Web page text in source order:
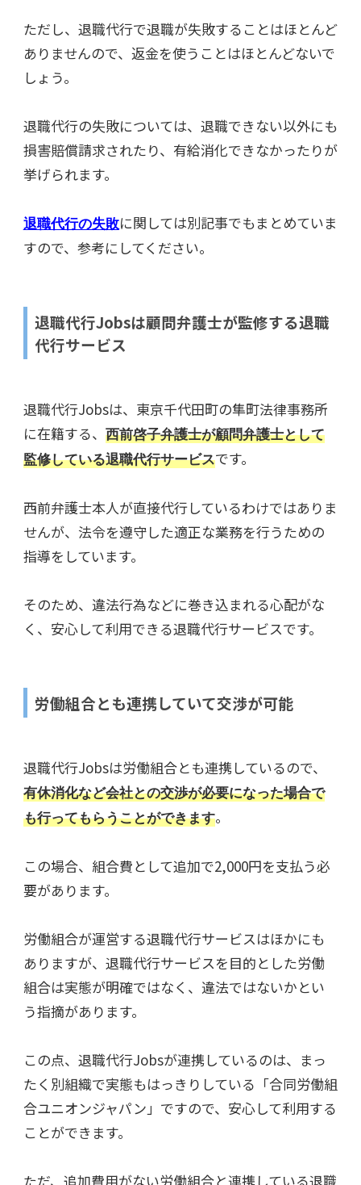
ただし、退職代行で退職が失敗することはほとんど
ありませんので、返金を使うことはほとんどないで
しょう。
退職代行の失敗については、退職できない以外にも
損害賠償請求されたり、有給消化できなかったりが
挙げられます。
退職代行の失敗に関しては別記事でもまとめていま
すので、参考にしてください。
退職代行Jobsは顧問弁護士が監修する退職
代行サービス
退職代行Jobsは、東京千代田町の隼町法律事務所
に在籍する、 西前啓子弁護士が顧問弁護士として
監修している退職代行サービスです。
西前弁護士本人が直接代行しているわけではありま
せんが、法令を遵守した適正な業務を行うための
指導をしています。
そのため、違法行為などに巻き込まれる心配がな
く、安心して利用できる退職代行サービスです。
労働組合とも連携していて交渉が可能
退職代行Jobsは労働組合とも連携しているので、
有休消化など会社との交渉が必要になった場合で
も行ってもらうことができます。
この場合、組合費として追加で2,000円を支払う必
要があります。
労働組合が運営する退職代行サービスはほかにも
ありますが、退職代行サービスを目的とした労働
組合は実態が明確ではなく、違法ではないかとい
う指摘があります。
この点、退職代行Jobsが連携しているのは、まっ
たく別組織で実態もはっきりしている「合同労働組
合ユニオンジャパン」ですので、安心して利用する
ことができます。
ただ、追加費用がない労働組合と連携している退職